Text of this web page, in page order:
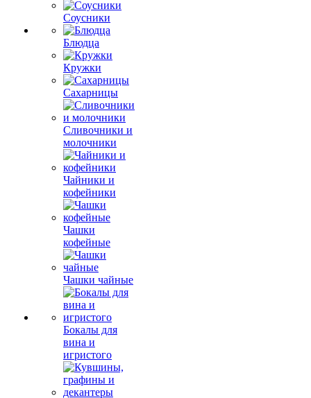
Соусники
Блюдца
Кружки
Сахарницы
Сливочники и
молочники
Чайники и
кофейники
Чашки
кофейные
Чашки чайные
Бокалы для
вина и
игристого